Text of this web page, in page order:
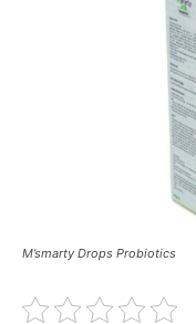
M’smarty Drops Probiotics